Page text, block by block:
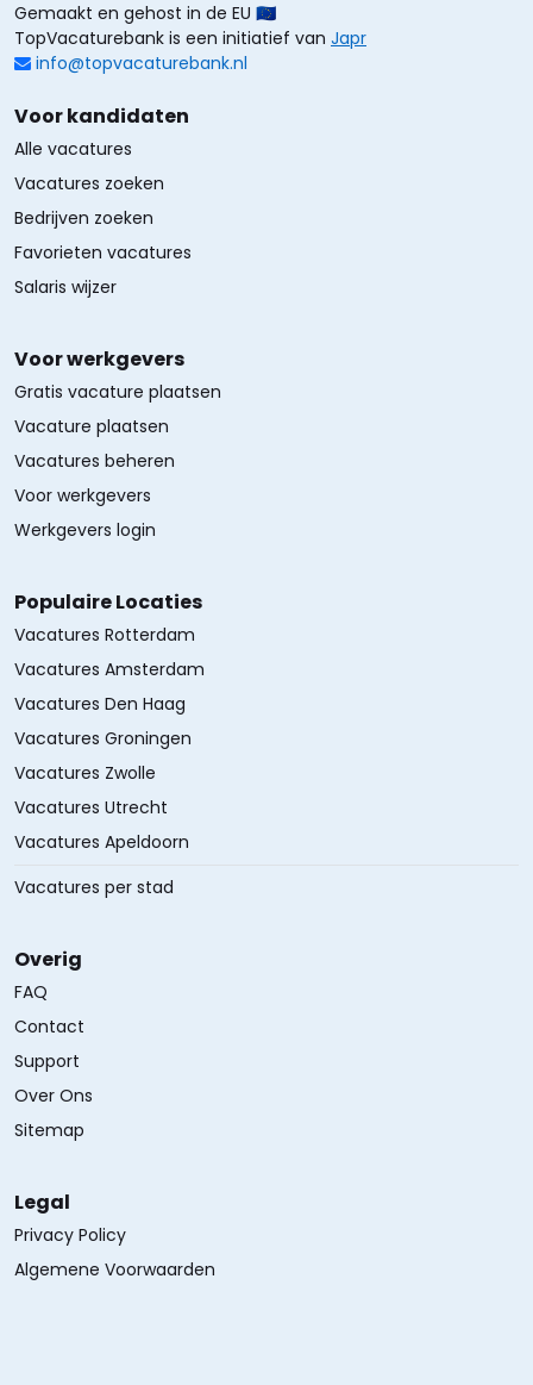
Gemaakt en gehost in de EU 🇪🇺
TopVacaturebank is een initiatief van Japr
info@topvacaturebank.nl
Voor kandidaten
Alle vacatures
Vacatures zoeken
Bedrijven zoeken
Favorieten vacatures
Salaris wijzer
Voor werkgevers
Gratis vacature plaatsen
Vacature plaatsen
Vacatures beheren
Voor werkgevers
Werkgevers login
Populaire Locaties
Vacatures Rotterdam
Vacatures Amsterdam
Vacatures Den Haag
Vacatures Groningen
Vacatures Zwolle
Vacatures Utrecht
Vacatures Apeldoorn
Vacatures per stad
Overig
FAQ
Contact
Support
Over Ons
Sitemap
Legal
Privacy Policy
Algemene Voorwaarden